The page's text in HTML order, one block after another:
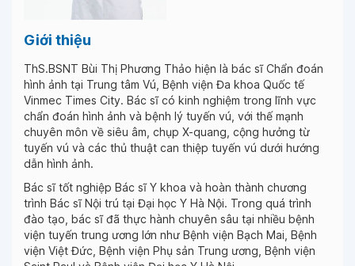
Giới thiệu
ThS.BSNT Bùi Thị Phương Thảo hiện là bác sĩ Chẩn đoán
hình ảnh tại Trung tâm Vú, Bệnh viện Đa khoa Quốc tế
Vinmec Times City. Bác sĩ có kinh nghiệm trong lĩnh vực
chẩn đoán hình ảnh và bệnh lý tuyến vú, với thế mạnh
chuyên môn về siêu âm, chụp X-quang, cộng hưởng từ
tuyến vú và các thủ thuật can thiệp tuyến vú dưới hướng
dẫn hình ảnh.
Bác sĩ tốt nghiệp Bác sĩ Y khoa và hoàn thành chương
trình Bác sĩ Nội trú tại Đại học Y Hà Nội. Trong quá trình
đào tạo, bác sĩ đã thực hành chuyên sâu tại nhiều bệnh
viện tuyến trung ương lớn như Bệnh viện Bạch Mai, Bệnh
viện Việt Đức, Bệnh viện Phụ sản Trung ương, Bệnh viện